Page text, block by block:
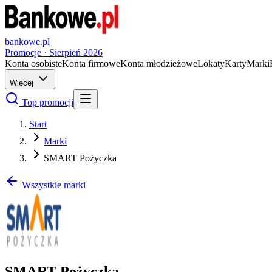
bankowe.pl
Promocje · Sierpień 2026
Konta osobisteKonta firmoweKonta młodzieżoweLokatyKartyMarki
Więcej
Top promocji
Start
Marki
SMART Pożyczka
Wszystkie marki